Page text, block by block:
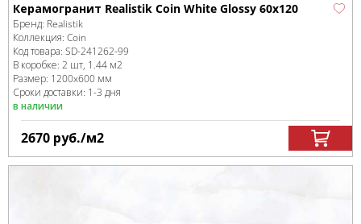
Керамогранит Realistik Coin White Glossy 60x120
Бренд: Realistik
Коллекция: Coin
Код товара: SD-241262-99
В коробке: 2 шт, 1.44 м2
Размер: 1200x600 мм
Сроки доставки: 1-3 дня
в наличии
2670 руб./м2